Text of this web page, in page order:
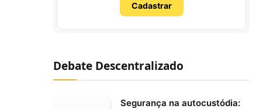
Cadastrar
Debate Descentralizado
Segurança na autocustódia: